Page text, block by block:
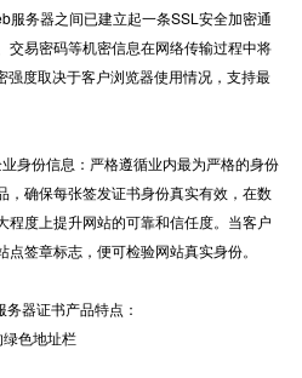
服务器之间已建立起一条SSL安全加密通
交易密码等机密信息在网络传输过程中将
度取决于客户浏览器使用情况，支持最
份信息：严格遵循业内最为严格的身份
，确保每张签发证书身份真实有效，在数
程度上提升网站的可靠和信任度。当客户
签章标志，便可检验网站真实身份。
器证书产品特点：
色地址栏